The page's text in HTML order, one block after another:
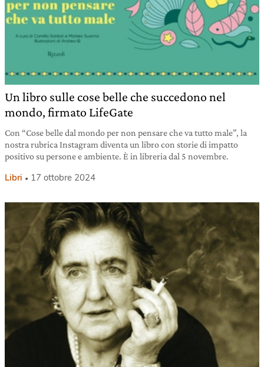
Un libro sulle cose belle che succedono nel
mondo, firmato LifeGate
Con “Cose belle dal mondo per non pensare che va tutto male”, la
nostra rubrica Instagram diventa un libro con storie di impatto
positivo su persone e ambiente. È in libreria dal 5 novembre.
Libri 17 ottobre 2024